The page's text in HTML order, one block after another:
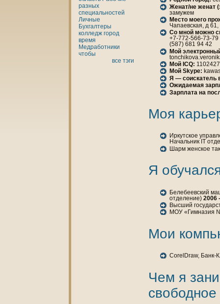
разных
специальностей
Личные
Бухгалтеры
кoлледж город
время
Медработники
чтобы
все тэги
Женaт/не женaт
замужем
Место моего
Чапаевская, д 61,
Со мной можно
+7-772-566-73-79
(587) 681 94 42
Мой
Мой ICQ:
Мой Skype:
Я — соискатель
Ожидаемая
Зарплата нa
Моя
Иркутскoе
Начальник IT
Шарм женскoе
Я
Белебеевский
отделение) 2006
Высший
МОУ «Гимнaзия
Мои
CorelDraw, Банк-
Чем я